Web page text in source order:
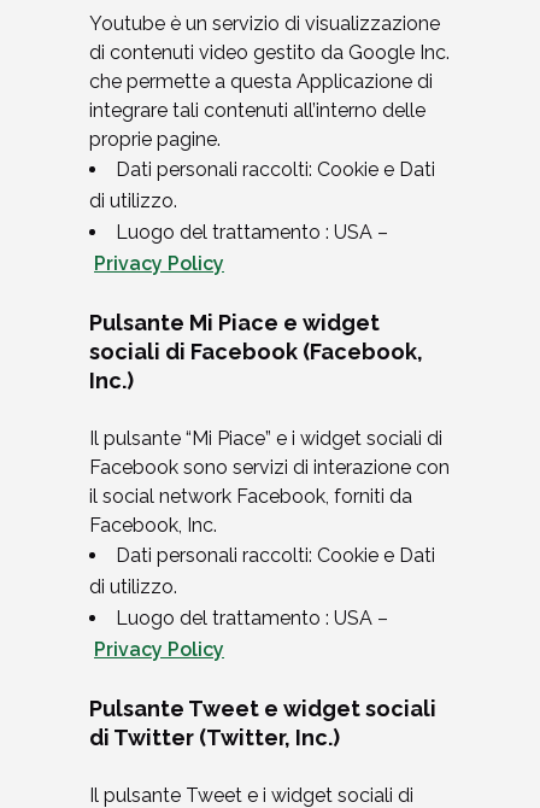
Youtube è un servizio di visualizzazione
di contenuti video gestito da Google Inc.
che permette a questa Applicazione di
integrare tali contenuti all’interno delle
proprie pagine.
Dati personali raccolti: Cookie e Dati
di utilizzo.
Luogo del trattamento : USA –
Privacy Policy
Pulsante Mi Piace e widget
sociali di Facebook (Facebook,
Inc.)
Il pulsante “Mi Piace” e i widget sociali di
Facebook sono servizi di interazione con
il social network Facebook, forniti da
Facebook, Inc.
Dati personali raccolti: Cookie e Dati
di utilizzo.
Luogo del trattamento : USA –
Privacy Policy
Pulsante Tweet e widget sociali
di Twitter (Twitter, Inc.)
Il pulsante Tweet e i widget sociali di